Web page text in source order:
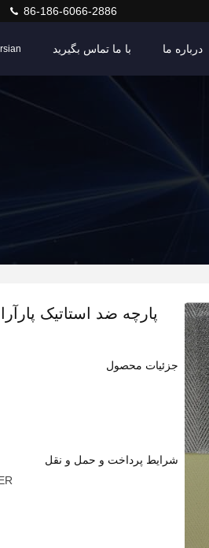
86-186-6066-2886
درباره ما با ما تماس بگیرید
پارچه ضد استاتیک
جزئیات محصول
شرایط پرداخت و حمل و نقل